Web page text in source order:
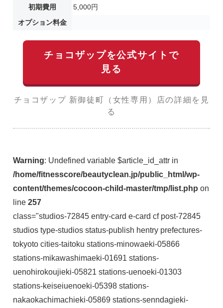
初期費用
5,000円
オプション料金
チョコザップを公式サイトで
見る
チョコザップ 新御徒町（女性専用）店の詳細を見
る
Warning: Undefined variable $article_id_attr in
/home/fitnesscore/beautyclean.jp/public_html/wp-
content/themes/cocoon-child-master/tmp/list.php on
line 257
class="studios-72845 entry-card e-card cf post-72845
studios type-studios status-publish hentry prefectures-
tokyoto cities-taitoku stations-minowaeki-05866
stations-mikawashimaeki-01691 stations-
uenohirokoujieki-05821 stations-uenoeki-01303
stations-keiseiuenoeki-05398 stations-
nakaokachimachieki-05869 stations-senndagieki-